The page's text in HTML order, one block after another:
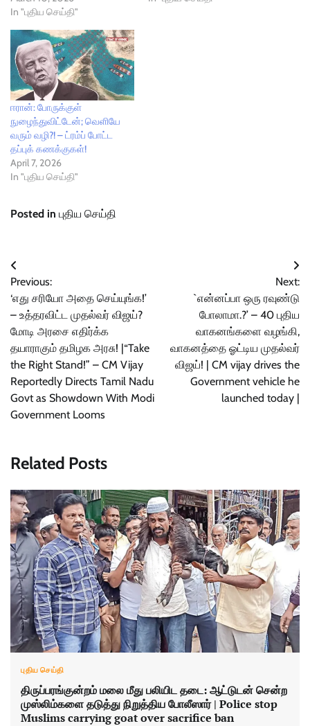
In "புதிய செய்தி"
ஈரான்: போருக்குள்
நுழைந்துவிட்டேன்; வெளியே
வரும் வழி?! – ட்ரம்ப் போட்ட
தப்புக் கணக்குகள்!
April 7, 2026
In "புதிய செய்தி"
Posted in புதிய செய்தி
Post
navigation
Previous:
‘எது சரியோ அதை செய்யுங்க!’
– உத்தரவிட்ட முதல்வர் விஜய்?
மோடி அரசை எதிர்க்க
தயாராகும் தமிழக அரசு! |“Take
the Right Stand!” – CM Vijay
Reportedly Directs Tamil Nadu
Govt as Showdown With Modi
Government Looms
Next:
`என்னப்பா ஒரு ரவுண்டு
போலாமா.?’ – 40 புதிய
வாகனங்களை வழங்கி,
வாகனத்தை ஓட்டிய முதல்வர்
விஜய்! | CM vijay drives the
Government vehicle he
launched today |
Related Posts
புதிய செய்தி
திருப்பரங்குன்றம் மலை மீது பலியிட தடை: ஆட்டுடன் சென்ற
முஸ்லிம்களை தடுத்து நிறுத்திய போலீஸார் | Police stop
Muslims carrying goat over sacrifice ban